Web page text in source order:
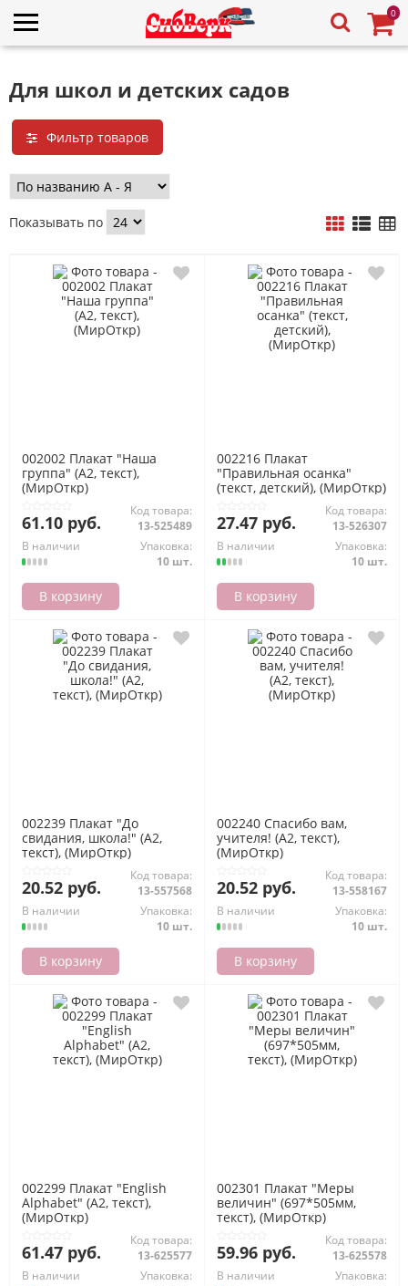
0
Для школ и детских садов
Фильтр товаров
Показывать по
002002 Плакат "Наша
группа" (А2, текст),
(МирОткр)
61.10 руб.
Код товара:
13-525489
В наличии
Упаковка:
10 шт.
В корзину
002216 Плакат
"Правильная осанка"
(текст, детский), (МирОткр)
27.47 руб.
Код товара:
13-526307
В наличии
Упаковка:
10 шт.
В корзину
002239 Плакат "До
свидания, школа!" (А2,
текст), (МирОткр)
20.52 руб.
Код товара:
13-557568
В наличии
Упаковка:
10 шт.
В корзину
002240 Спасибо вам,
учителя! (А2, текст),
(МирОткр)
20.52 руб.
Код товара:
13-558167
В наличии
Упаковка:
10 шт.
В корзину
002299 Плакат "English
Alphabet" (А2, текст),
(МирОткр)
61.47 руб.
Код товара:
13-625577
В наличии
Упаковка:
002301 Плакат "Меры
величин" (697*505мм,
текст), (МирОткр)
59.96 руб.
Код товара:
13-625578
В наличии
Упаковка: